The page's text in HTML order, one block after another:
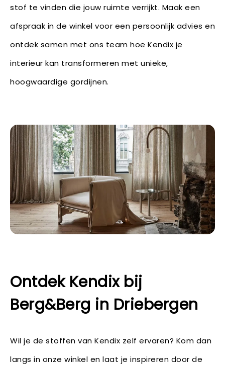
stof te vinden die jouw ruimte verrijkt. Maak een
afspraak in de winkel voor een persoonlijk advies en
ontdek samen met ons team hoe Kendix je
interieur kan transformeren met unieke,
hoogwaardige gordijnen.
Ontdek Kendix bij
Berg&Berg in Driebergen
Wil je de stoffen van Kendix zelf ervaren? Kom dan
langs in onze winkel en laat je inspireren door de